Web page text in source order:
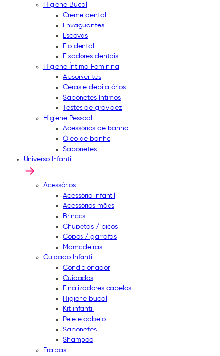
Higiene Bucal
Creme dental
Enxaguantes
Escovas
Fio dental
Fixadores dentais
Higiene Íntima Feminina
Absorventes
Ceras e depilatórios
Sabonetes íntimos
Testes de gravidez
Higiene Pessoal
Acessórios de banho
Óleo de banho
Sabonetes
Universo Infantil
Acessórios
Acessório infantil
Acessórios mães
Brincos
Chupetas / bicos
Copos / garrafas
Mamadeiras
Cuidado Infantil
Condicionador
Cuidados
Finalizadores cabelos
Higiene bucal
Kit infantil
Pele e cabelo
Sabonetes
Shampoo
Fraldas